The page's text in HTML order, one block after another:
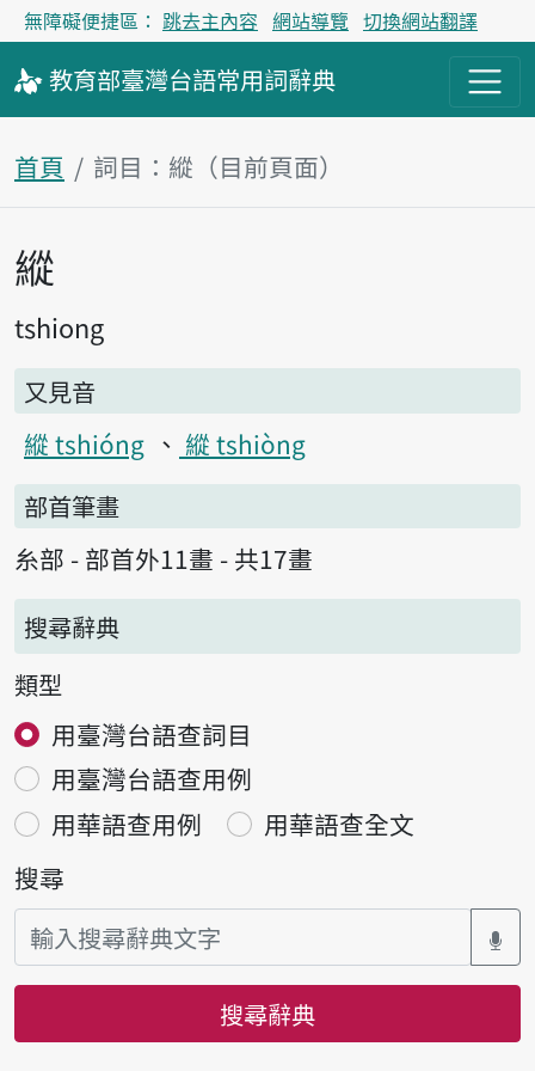
無障礙便捷區： 跳去主內容 網站導覽 切換網站翻譯
教育部臺灣台語常用詞辭典
首頁 詞目：縱（目前頁面）
主內容區塊
縱
tshiong
又見音
縱 tshióng
縱 tshiòng
部首筆畫
糸部 - 部首外11畫 - 共17畫
搜尋辭典
類型
用臺灣台語查詞目
用臺灣台語查用例
用華語查用例
用華語查全文
搜尋
搜尋辭典